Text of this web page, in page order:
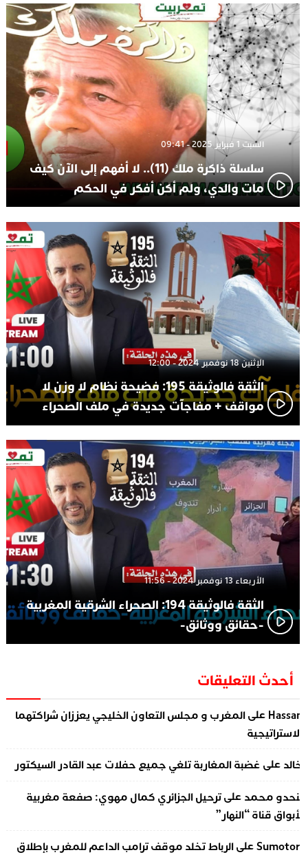
14:37الاعلامي حسن فاتح.. لهذا السبب يرفض بعض لاعبوا المنتخب
تعيين السكتيوي
السبت 1 فبراير 2025 - 09:41
سلسلة ذاكرة ملك (11).. لا أفهم إلى الآن كيف
مات والدي، ولم أكن أفكر في الحكم
الإثنين 18 نوفمبر 2024 - 12:00
الثقة فالوثيقة 195: فضيحة نظام لا وزن لا
مواقف + مفاجآت جديدة في ملف الصحراء
الأربعاء 13 نوفمبر 2024 - 11:56
الثقة فالوثيقة 194: الصحراء الشرقية المغربية
-حقائق ووثائق-
أحدث التعليقات
علىالمغرب و مجلس التعاون الخليجي يعززان شراكتهما
علىغضبة المغاربة تلغي جميع حفلات عبد القادر السيكتور
محمدعلىترحيل الجزائري كمال مهوي: صفعة مغربية
قناة “النهار”
علىالرباط تخلد موقف ترامب الداعم للمغرب بإطلاق